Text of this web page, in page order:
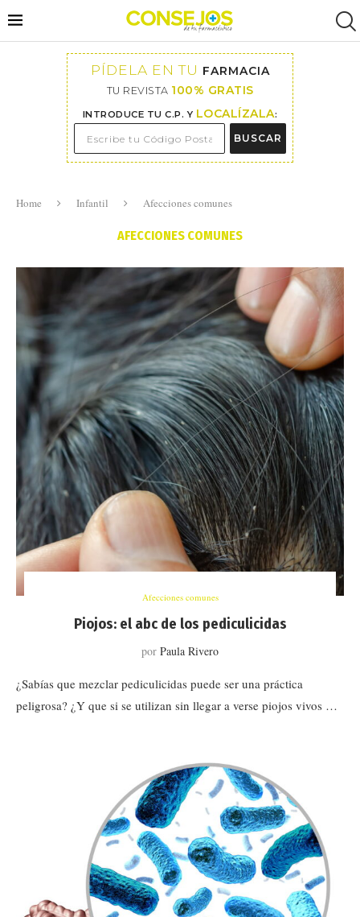
PÍDELA EN TU FARMACIA
TU REVISTA 100% GRATIS
INTRODUCE TU C.P. Y LOCALÍZALA:
BUSCAR
Home Infantil Afecciones comunes
AFECCIONES COMUNES
Afecciones comunes
Piojos: el abc de los pediculicidas
por Paula Rivero
¿Sabías que mezclar pediculicidas puede ser una práctica
peligrosa? ¿Y que si se utilizan sin llegar a verse piojos vivos …